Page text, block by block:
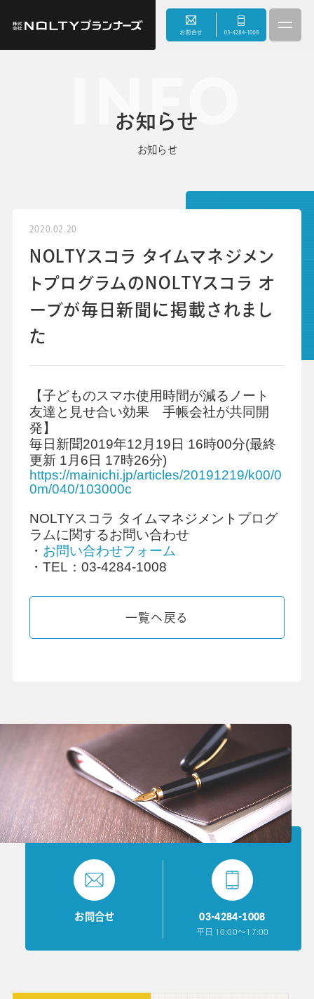
会社情報
採用情報
ビジネスツール事業 学校向け人材育成事業
INFO
お知らせ
お知らせ
2020.02.20
NOLTYスコラ タイムマネジメン
トプログラムのNOLTYスコラ オ
ーブが毎日新聞に掲載されまし
た
【子どものスマホ使用時間が減るノート
友達と見せ合い効果 手帳会社が共同開
発】
毎日新聞2019年12月19日 16時00分(最終
更新 1月6日 17時26分)
https://mainichi.jp/articles/20191219/k00/0
0m/040/103000c
NOLTYスコラ タイムマネジメントプログ
ラムに関するお問い合わせ
・ お問い合わせフォーム
・TEL：03-4284-1008
一覧へ戻る
お問合せ 03-4284-1008
平日 10:00〜17:00